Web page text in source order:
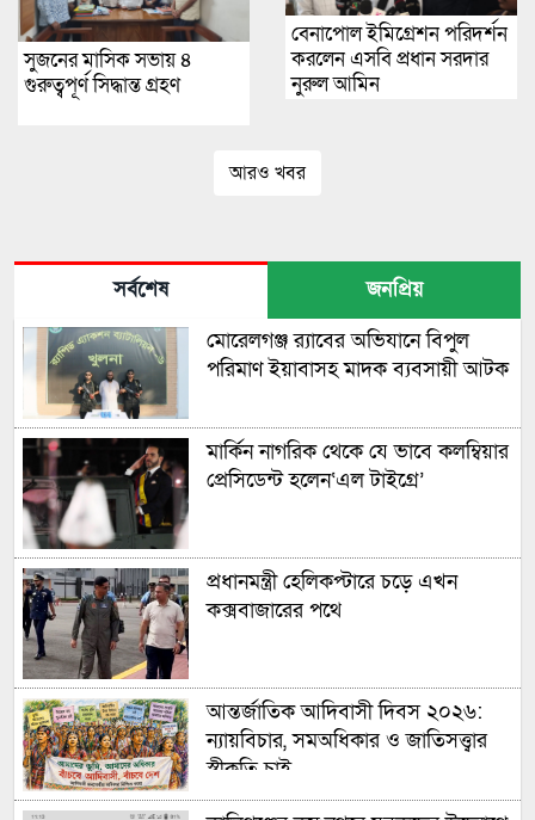
সুজনের মাসিক সভায় ৪
গুরুত্বপূর্ণ সিদ্ধান্ত গ্রহণ
বেনাপোল ইমিগ্রেশন পরিদর্শন
করলেন এসবি প্রধান সরদার
নুরুল আমিন
আরও খবর
সর্বশেষ জনপ্রিয়
মোরেলগঞ্জ র‍্যাবের অভিযানে বিপুল
পরিমাণ ইয়াবাসহ মাদক ব্যবসায়ী আটক
মার্কিন নাগরিক থেকে যে ভাবে কলম্বিয়ার
প্রেসিডেন্ট হলেন‘এল টাইগ্রে’
প্রধানমন্ত্রী হেলিকপ্টারে চড়ে এখন
কক্সবাজারের পথে
আন্তর্জাতিক আদিবাসী দিবস ২০২৬:
ন্যায়বিচার, সমঅধিকার ও জাতিসত্ত্বার
স্বীকৃতি চাই